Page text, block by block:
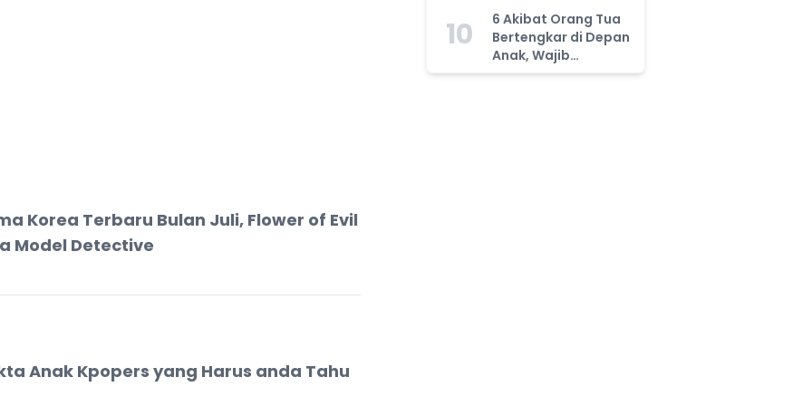
Tahu!
10
6 Akibat Orang Tua
Bertengkar di Depan
Anak, Wajib
Waspada!
Korea Terbaru Bulan Juli, Flower of Evil
Model Detective
Anak Kpopers yang Harus anda Tahu